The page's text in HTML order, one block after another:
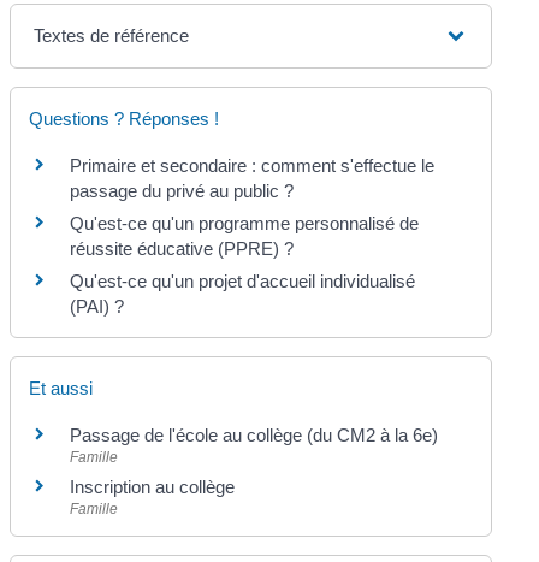
Textes de référence
Questions ? Réponses !
Primaire et secondaire : comment s'effectue le
passage du privé au public ?
Qu'est-ce qu'un programme personnalisé de
réussite éducative (PPRE) ?
Qu'est-ce qu'un projet d'accueil individualisé
(PAI) ?
Et aussi
Passage de l'école au collège (du CM2 à la 6e)
Famille
Inscription au collège
Famille